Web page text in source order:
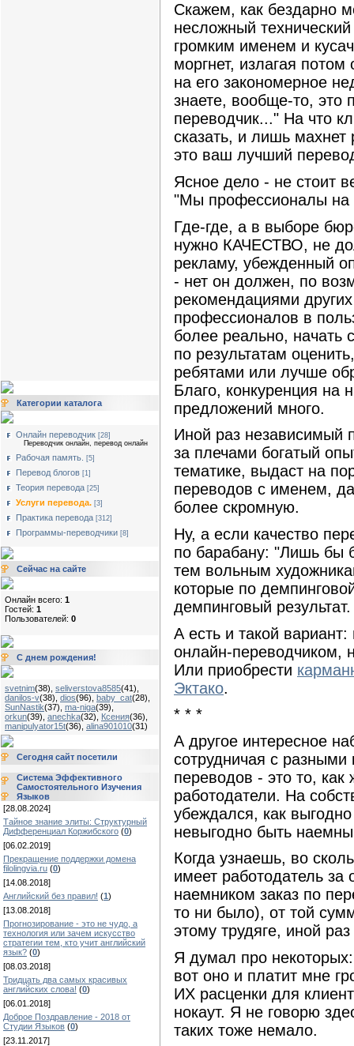
Категории каталога
Онлайн переводчик [28]
Переводчик онлайн, перевод онлайн
Рабочая память. [5]
Перевод блогов [1]
Теория перевода [25]
Услуги перевода. [3]
Практика перевода [312]
Программы-переводчики [8]
Сейчас на сайте
Онлайн всего: 1
Гостей: 1
Пользователей: 0
С днем рождения!
svetnim(38) seliverstova8585(41)
danilos-v(38) dios(96) baby_cat(28)
SunNastik(37) ma-niga(39)
orkun(39) anechka(32) Ксения(36)
manipulyator15t(36) alina901010(31)
Сегодня сайт посетили
Система Эффективного
Самостоятельного Изучения
Языков
[28.08.2024]
Тайное знание элиты: Структурный
Дифференциал Коржибского (0)
[06.02.2019]
Прекращение поддержки домена
filolingvia.ru (0)
[14.08.2018]
Английский без правил! (1)
[13.08.2018]
Прогнозирование - это не чудо, а
технология или зачем искусство
стратегии тем, кто учит английский
язык? (0)
[08.03.2018]
Тридцать два самых красивых
английских слова! (0)
[06.01.2018]
Доброе Поздравление - 2018 от
Студии Языков (0)
[23.11.2017]
Скажем, как бездарно
несложный
громким именем и
моргнет, излагая потом
на его закономерное
знаете, вообще-то,
переводчик..." На что
сказать, и лишь махнет
это ваш лучший
Ясное дело - не стоит
"Мы профессионалы на
Где-где, а в выборе
нужно КАЧЕСТВО, не
рекламу, убежденный
- нет он должен, по
рекомендациями
профессионалов в
более реально, начать
по результатам
ребятами или лучше
Благо, конкуренция на
предложений много.
Иной раз независимый
за плечами богатый
тематике, выдаст на
переводов с именем,
более скромную.
Ну, а если качество
по барабану: "Лишь бы
тем вольным
которые по
демпинговый результат.
А есть и такой
онлайн-переводчиком,
Или приобрести
Эктако.
* * *
А другое интересное
сотрудничая с
переводов - это то,
работодатели. На
убеждался, как
невыгодно быть
Когда узнаешь, во
имеет работодатель
наемником заказ по
то ни было), от той
этому трудяге, иной
Я думал про
вот оно и платит мне
ИХ расценки для
нокаут. Я не говорю
таких тоже немало.